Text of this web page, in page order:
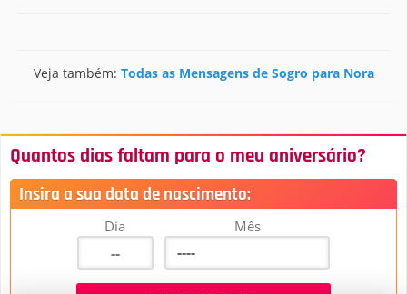
Veja também: Todas as Mensagens de Sogro para Nora
Quantos dias faltam para o meu aniversário?
Insira a sua data de nascimento:
Dia Mês